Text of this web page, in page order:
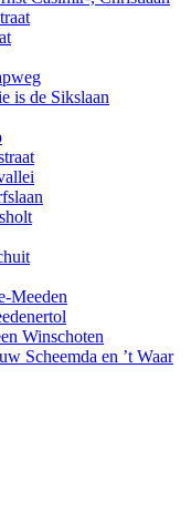
is de Sikslaan
Meeden
Winschoten
Scheemda en ’t Waar